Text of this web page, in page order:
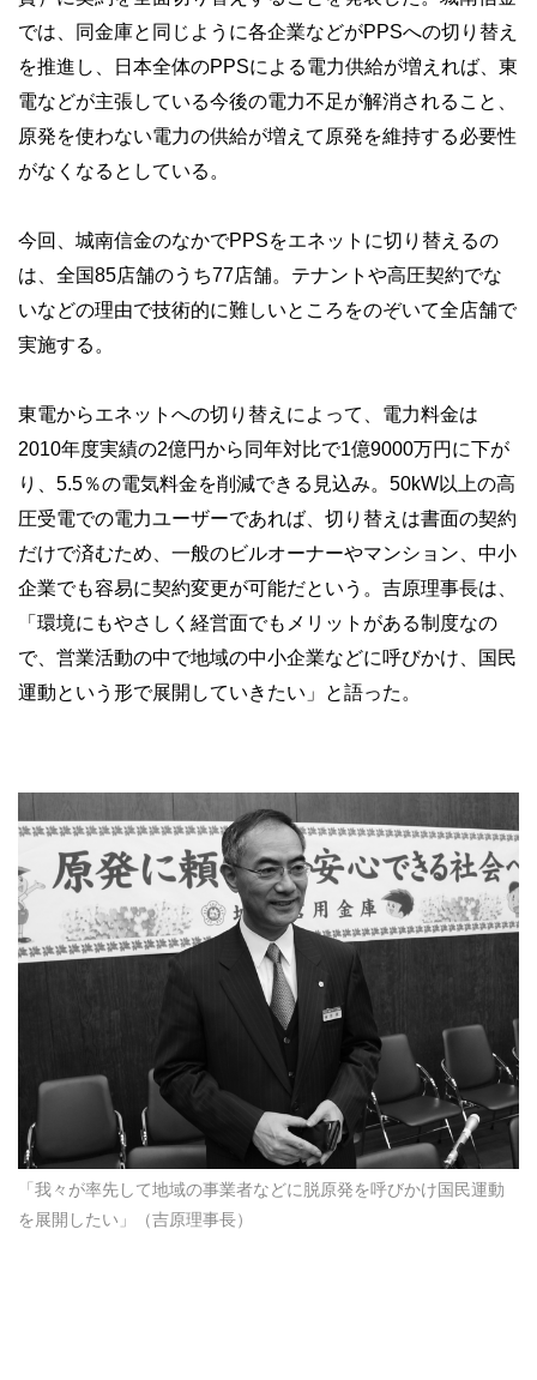
では、同金庫と同じように各企業などがPPSへの切り替え
を推進し、日本全体のPPSによる電力供給が増えれば、東
電などが主張している今後の電力不足が解消されること、
原発を使わない電力の供給が増えて原発を維持する必要性
がなくなるとしている。
今回、城南信金のなかでPPSをエネットに切り替えるの
は、全国85店舗のうち77店舗。テナントや高圧契約でな
いなどの理由で技術的に難しいところをのぞいて全店舗で
実施する。
東電からエネットへの切り替えによって、電力料金は
2010年度実績の2億円から同年対比で1億9000万円に下が
り、5.5％の電気料金を削減できる見込み。50kW以上の高
圧受電での電力ユーザーであれば、切り替えは書面の契約
だけで済むため、一般のビルオーナーやマンション、中小
企業でも容易に契約変更が可能だという。吉原理事長は、
「環境にもやさしく経営面でもメリットがある制度なの
で、営業活動の中で地域の中小企業などに呼びかけ、国民
運動という形で展開していきたい」と語った。
「我々が率先して地域の事業者などに脱原発を呼びかけ国民運動
を展開したい」（吉原理事長）